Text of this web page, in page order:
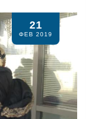
21
ΦΕΒ 2019